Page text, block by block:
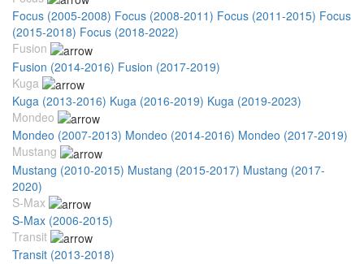
Focus (2005-2008) Focus (2008-2011) Focus (2011-2015) Focus
(2015-2018) Focus (2018-2022)
Fusion
Fusion (2014-2016) Fusion (2017-2019)
Kuga
Kuga (2013-2016) Kuga (2016-2019) Kuga (2019-2023)
Mondeo
Mondeo (2007-2013) Mondeo (2014-2016) Mondeo (2017-2019)
Mustang
Mustang (2010-2015) Mustang (2015-2017) Mustang (2017-
2020)
S-Max
S-Max (2006-2015)
Transit
Transit (2013-2018)